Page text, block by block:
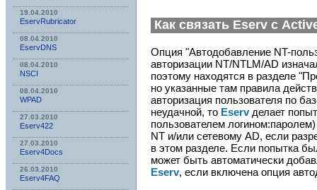
19.04.2010
EservRubricator
08.04.2010
EservDNS
08.04.2010
NSСI
08.04.2010
WPAD
27.03.2010
Eserv422
27.03.2010
Eserv4Docs
26.03.2010
Eserv4FAQ
Как связать Eserv с
Опция "Автодобавление NT-
авторизации NT/NTLM/AD
поэтому находятся в разделе
но указанные там правила
авторизация пользователя по
неудачной, то Eservделает
пользователем
NT и/или сетевому AD, если
в этом разделе. Если попытка
может быть автоматически
Eserv, если включена опция